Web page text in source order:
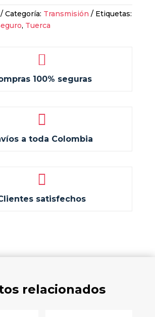
Categoría: Transmisión
Etiquetas:
, Tuerca

100% seguras

a toda Colombia

satisfechos
relacionados